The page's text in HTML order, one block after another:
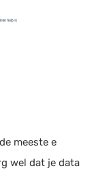
meeste e
wel dat je data